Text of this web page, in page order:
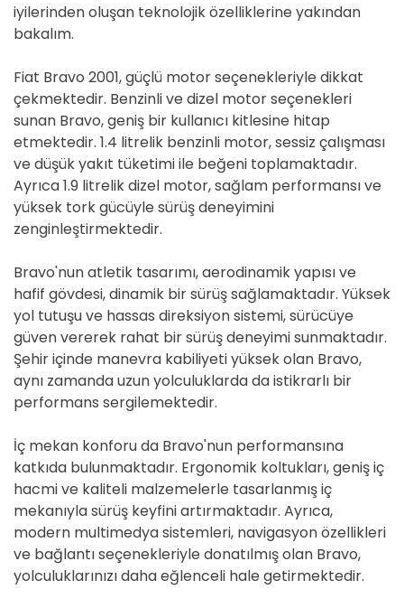
iyilerinden oluşan teknolojik özelliklerine yakından
bakalım.
Fiat Bravo 2001, güçlü motor seçenekleriyle dikkat
çekmektedir. Benzinli ve dizel motor seçenekleri
sunan Bravo, geniş bir kullanıcı kitlesine hitap
etmektedir. 1.4 litrelik benzinli motor, sessiz çalışması
ve düşük yakıt tüketimi ile beğeni toplamaktadır.
Ayrıca 1.9 litrelik dizel motor, sağlam performansı ve
yüksek tork gücüyle sürüş deneyimini
zenginleştirmektedir.
Bravo'nun atletik tasarımı, aerodinamik yapısı ve
hafif gövdesi, dinamik bir sürüş sağlamaktadır. Yüksek
yol tutuşu ve hassas direksiyon sistemi, sürücüye
güven vererek rahat bir sürüş deneyimi sunmaktadır.
Şehir içinde manevra kabiliyeti yüksek olan Bravo,
aynı zamanda uzun yolculuklarda da istikrarlı bir
performans sergilemektedir.
İç mekan konforu da Bravo'nun performansına
katkıda bulunmaktadır. Ergonomik koltukları, geniş iç
hacmi ve kaliteli malzemelerle tasarlanmış iç
mekanıyla sürüş keyfini artırmaktadır. Ayrıca,
modern multimedya sistemleri, navigasyon özellikleri
ve bağlantı seçenekleriyle donatılmış olan Bravo,
yolculuklarınızı daha eğlenceli hale getirmektedir.